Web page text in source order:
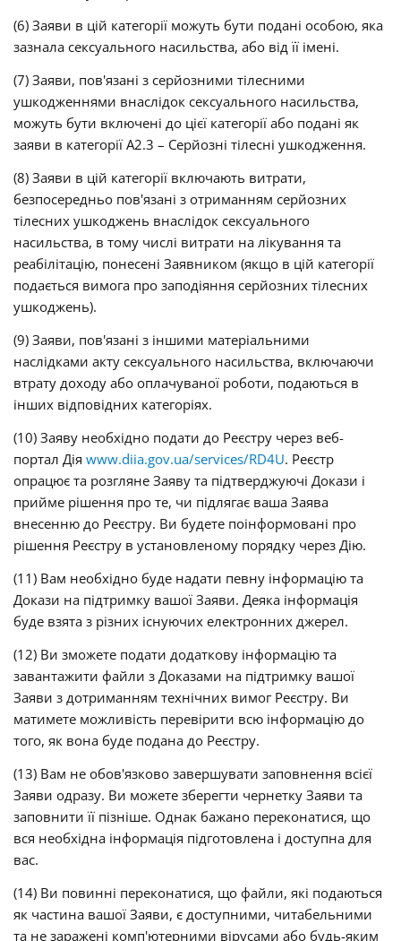
(6) Заяви в цій категорії можуть бути подані особою, яка
зазнала сексуального насильства, або від її імені.
(7) Заяви, пов'язані з серйозними тілесними
ушкодженнями внаслідок сексуального насильства,
можуть бути включені до цієї категорії або подані як
заяви в категорії А2.3 – Серйозні тілесні ушкодження.
(8) Заяви в цій категорії включають витрати,
безпосередньо пов'язані з отриманням серйозних
тілесних ушкоджень внаслідок сексуального
насильства, в тому числі витрати на лікування та
реабілітацію, понесені Заявником (якщо в цій категорії
подається вимога про заподіяння серйозних тілесних
ушкоджень).
(9) Заяви, пов'язані з іншими матеріальними
наслідками акту сексуального насильства, включаючи
втрату доходу або оплачуваної роботи, подаються в
інших відповідних категоріях.
(10) Заяву необхідно подати до Реєстру через веб-
портал Дія www.diia.gov.ua/services/RD4U. Реєстр
опрацює та розгляне Заяву та підтверджуючі Докази і
прийме рішення про те, чи підлягає ваша Заява
внесенню до Реєстру. Ви будете поінформовані про
рішення Реєстру в установленому порядку через Дію.
(11) Вам необхідно буде надати певну інформацію та
Докази на підтримку вашої Заяви. Деяка інформація
буде взята з різних існуючих електронних джерел.
(12) Ви зможете подати додаткову інформацію та
завантажити файли з Доказами на підтримку вашої
Заяви з дотриманням технічних вимог Реєстру. Ви
матимете можливість перевірити всю інформацію до
того, як вона буде подана до Реєстру.
(13) Вам не обов'язково завершувати заповнення всієї
Заяви одразу. Ви можете зберегти чернетку Заяви та
заповнити її пізніше. Однак бажано переконатися, що
вся необхідна інформація підготовлена і доступна для
вас.
(14) Ви повинні переконатися, що файли, які подаються
як частина вашої Заяви, є доступними, читабельними
та не заражені комп'ютерними вірусами або будь-яким